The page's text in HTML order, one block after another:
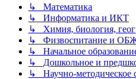
↳ Математика
↳ Информатика и ИКТ
↳ Химия, биология,
↳ Физвоспитание и
↳ Начальное
↳ Дошкольное и
↳ Научно-методическое